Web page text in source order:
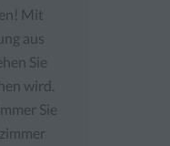
Mit
aus
Sie
wird.
Sie